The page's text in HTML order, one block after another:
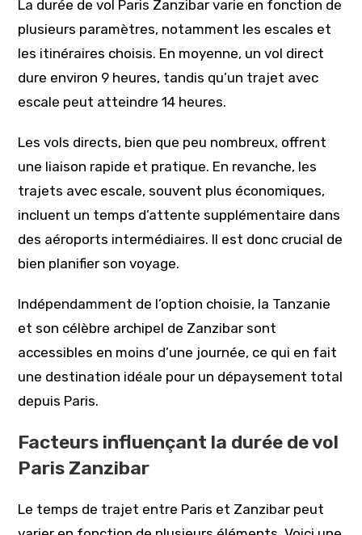
La durée de vol Paris Zanzibar varie en fonction de
plusieurs paramètres, notamment les escales et
les itinéraires choisis. En moyenne, un vol direct
dure environ 9 heures, tandis qu’un trajet avec
escale peut atteindre 14 heures.
Les vols directs, bien que peu nombreux, offrent
une liaison rapide et pratique. En revanche, les
trajets avec escale, souvent plus économiques,
incluent un temps d’attente supplémentaire dans
des aéroports intermédiaires. Il est donc crucial de
bien planifier son voyage.
Indépendamment de l’option choisie, la Tanzanie
et son célèbre archipel de Zanzibar sont
accessibles en moins d’une journée, ce qui en fait
une destination idéale pour un dépaysement total
depuis Paris.
Facteurs influençant la durée de vol
Paris Zanzibar
Le temps de trajet entre Paris et Zanzibar peut